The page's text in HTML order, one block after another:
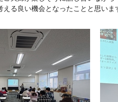
える良い機会となったことと思い